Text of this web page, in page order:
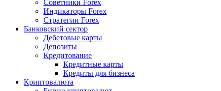
Советники Forex
Индикаторы Forex
Стратегии Forex
Банковский сектор
Дебетовые карты
Депозиты
Кредитование
Кредитные карты
Кредиты для бизнеса
Криптовалюта